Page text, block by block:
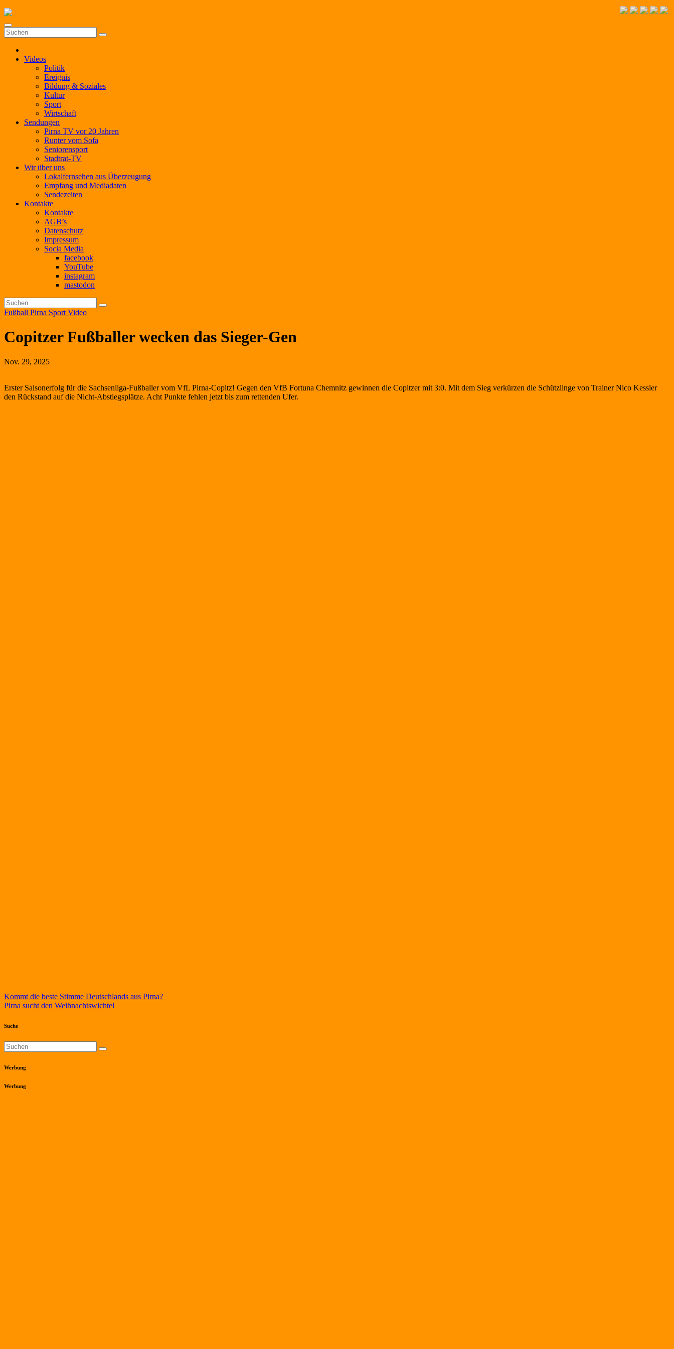
Zum
Inhalt
springen
Videos
Politik
Ereignis
Bildung & Soziales
Kultur
Sport
Wirtschaft
Sendungen
Pirna TV vor 20 Jahren
Runter vom Sofa
Seniorensport
Stadtrat-TV
Wir über uns
Lokalfernsehen aus Überzeugung
Empfang und Mediadaten
Sendezeiten
Kontakte
Kontakte
AGB’s
Datenschutz
Impressum
Socia Media
facebook
YouTube
instagram
mastodon
Fußball Pirna Sport Video
Copitzer Fußballer wecken das Sieger-Gen
Nov. 29, 2025
Erster Saisonerfolg für die Sachsenliga-Fußballer vom VfL Pirna-Copitz! Gegen den VfB Fortuna Chemnitz gewinnen die Copitzer mit 3:0. Mit dem Sieg verkürzen die Schützlinge von Trainer Nico Kessler
den Rückstand auf die Nicht-Abstiegsplätze. Acht Punkte fehlen jetzt bis zum rettenden Ufer.
Beitragsnavigation
Kommt die beste Stimme Deutschlands aus Pirna?
Pirna sucht den Weihnachtswichtel
Suche
Werbung
Werbung